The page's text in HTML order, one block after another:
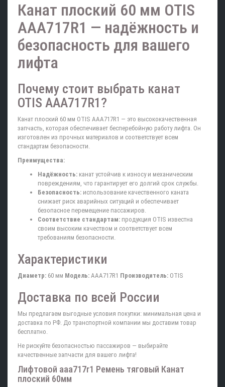
Канат плоский 60 мм OTIS
AAA717R1 — надёжность и
безопасность для вашего
лифта
Почему стоит выбрать канат
OTIS AAA717R1?
Канат плоский 60 мм OTIS AAA717R1 — это высококачественная
запчасть, которая обеспечивает бесперебойную работу лифта. Он
изготовлен из прочных материалов и соответствует всем
стандартам безопасности.
Преимущества:
Надёжность: канат устойчив к износу и механическим
повреждениям, что гарантирует его долгий срок службы.
Безопасность: использование качественного каната
снижает риск аварийных ситуаций и обеспечивает
безопасное перемещение пассажиров.
Соответствие стандартам: продукция OTIS известна
своим высоким качеством и соответствует всем
требованиям безопасности.
Характеристики
Диаметр: 60 мм Модель: AAA717R1 Производитель: OTIS
Доставка по всей России
Мы предлагаем выгодные условия покупки: минимальная цена и
доставка по РФ. До транспортной компании мы доставим товар
бесплатно.
Не рискуйте безопасностью пассажиров — выбирайте
качественные запчасти для вашего лифта!
Лифтовой aaa717r1 Ремень тяговый Канат
плоский 60мм